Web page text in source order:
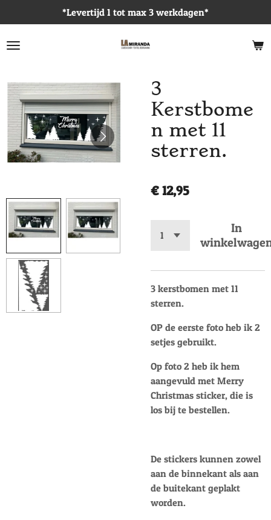
direct
naar
*Levertijd 1 tot max 3 werkdagen*
3
Kerstbome
n met 11
sterren.
€ 12,95
In
3 kerstbomen met 11
sterren.
OP de eerste foto heb ik 2
setjes gebruikt.
Op foto 2 heb ik hem
aangevuld met Merry
Christmas sticker, die is
los bij te bestellen.
De stickers kunnen zowel
aan de binnekant als aan
de buitekant geplakt
worden.